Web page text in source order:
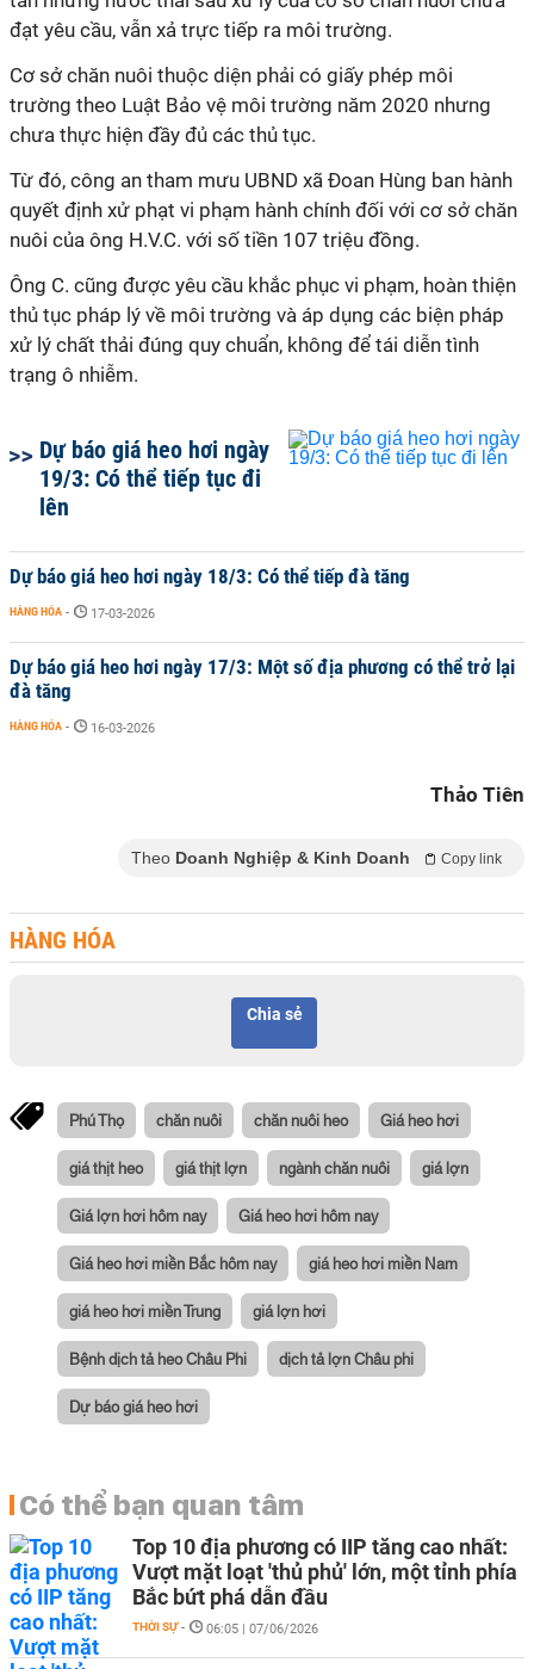
đạt yêu cầu, vẫn xả trực tiếp ra môi trường.
Cơ sở chăn nuôi thuộc diện phải có giấy phép môi
trường theo Luật Bảo vệ môi trường năm 2020 nhưng
chưa thực hiện đầy đủ các thủ tục.
Từ đó, công an tham mưu UBND xã Đoan Hùng ban hành
quyết định xử phạt vi phạm hành chính đối với cơ sở chăn
nuôi của ông H.V.C. với số tiền 107 triệu đồng.
Ông C. cũng được yêu cầu khắc phục vi phạm, hoàn thiện
thủ tục pháp lý về môi trường và áp dụng các biện pháp
xử lý chất thải đúng quy chuẩn, không để tái diễn tình
trạng ô nhiễm.
Dự báo giá heo hơi ngày
19/3: Có thể tiếp tục đi
lên
Dự báo giá heo hơi ngày 18/3: Có thể tiếp đà tăng
HÀNG HÓA - 17-03-2026
Dự báo giá heo hơi ngày 17/3: Một số địa phương có thể trở lại
đà tăng
HÀNG HÓA - 16-03-2026
Thảo Tiên
Theo Doanh Nghiệp & Kinh Doanh Copy link
HÀNG HÓA
Chia sẻ
Phú Thọ chăn nuôi chăn nuôi heo Giá heo hơi
giá thịt heo giá thịt lợn ngành chăn nuôi giá lợn
Giá lợn hơi hôm nay Giá heo hơi hôm nay
Giá heo hơi miền Bắc hôm nay giá heo hơi miền Nam
giá heo hơi miền Trung giá lợn hơi
Bệnh dịch tả heo Châu Phi dịch tả lợn Châu phi
Dự báo giá heo hơi
Có thể bạn quan tâm
Top 10 địa phương có IIP tăng cao nhất:
Vượt mặt loạt 'thủ phủ' lớn, một tỉnh phía
Bắc bứt phá dẫn đầu
THỜI SỰ - 06:05 | 07/06/2026